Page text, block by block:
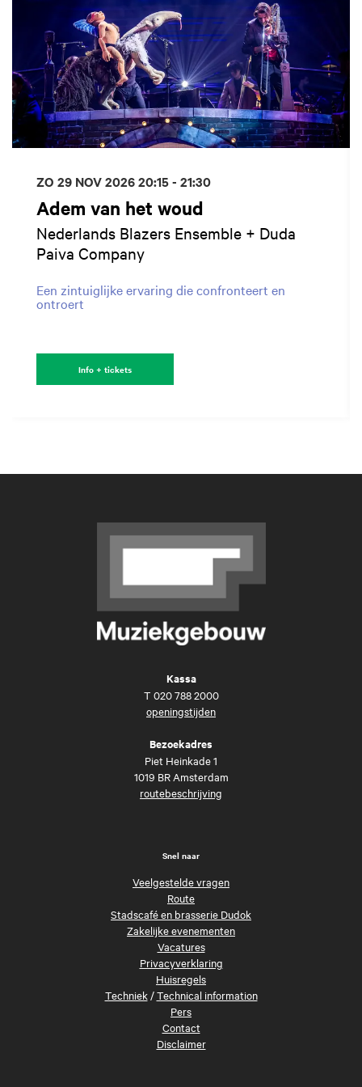
Adem van het woud
Nederlands Blazers Ensemble + Duda
Paiva Company
Een zintuiglijke ervaring die confronteert en
ontroert
ZO 29 NOV 202620:15 - 21:30
Info + tickets
Kassa
T 020 788 2000
openingstijden
Bezoekadres
Piet Heinkade 1
1019 BR Amsterdam
routebeschrijving
Snel naar
Veelgestelde vragen
Route
Stadscafé en brasserie Dudok
Zakelijke evenementen
Vacatures
Privacyverklaring
Huisregels
Techniek/Technical information
Pers
Contact
Disclaimer